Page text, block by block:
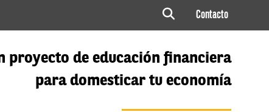
Contacto
proyecto de educación financiera
para domesticar tu economía